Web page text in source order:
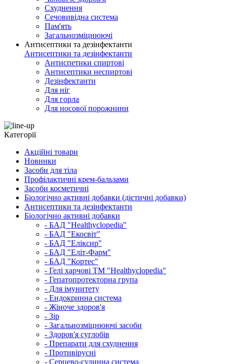
Схуднення
Сечовивідна система
Пам'ять
Загальнозміцнюючі
Антисептики та дезінфектанти
Антисептики та дезінфектанти
Антиспетики спиртові
Антисептики неспиртові
Дезінфектанти
Для ніг
Для горла
Для носової порожнини
Категорії
Акційні товари
Новинки
Засоби для тіла
Профілактичні крем-бальзами
Засоби косметичні
Біологічно активні добавки (дієтичні добавки)
Антисептики та дезінфектанти
Біологічно активні добавки
- БАД "Healthyclopedia"
- БАД "Екосвіт"
- БАД "Еліксир"
- БАД "Еліт-Фарм"
- БАД "Кортес"
- Гелі харчові ТМ "Healthyclopedia"
- Гепатопротекторна група
- Для імунитету
- Ендокринна система
- Жіноче здоров'я
- Зір
- Загальнозміцнюючі засоби
- Здоров'я суглобів
- Препарати для схуднення
- Противірусні
- Серцево-судинна система